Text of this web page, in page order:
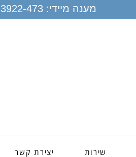
מענה מיידי: 473
שירות יצירת קשר